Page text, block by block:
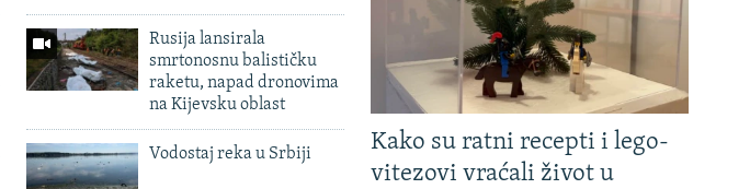
Rusija lansirala
smrtonosnu balističku
raketu, napad dronovima
na Kijevsku oblast
Vodostaj reka u Srbiji
Kako su ratni recepti i lego-
vitezovi vraćali život u